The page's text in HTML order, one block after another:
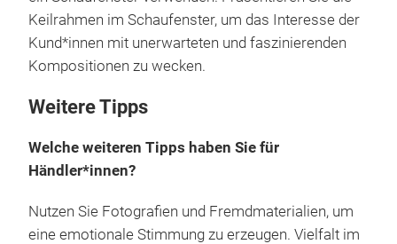
Keilrahmen im Schaufenster, um das Interesse der
Kund*innen mit unerwarteten und faszinierenden
Kompositionen zu wecken.
Weitere Tipps
Welche weiteren Tipps haben Sie für
Händler*innen?
Nutzen Sie Fotografien und Fremdmaterialien, um
eine emotionale Stimmung zu erzeugen. Vielfalt im